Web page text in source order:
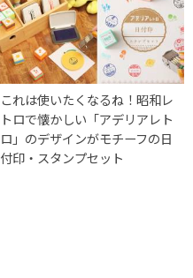
これは使いたくなるね！昭和レ
トロで懐かしい「アデリアレト
ロ」のデザインがモチーフの日
付印・スタンプセット